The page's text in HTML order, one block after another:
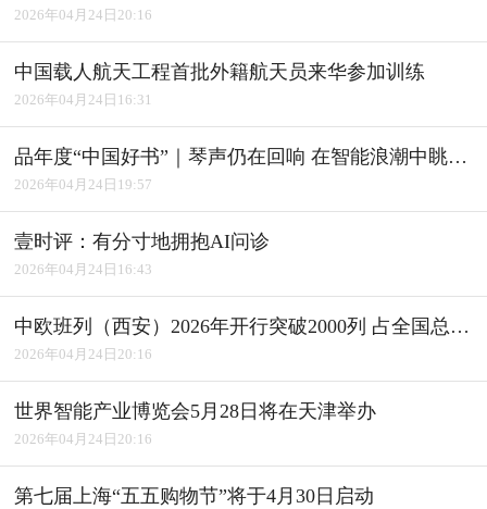
2026年04月24日20:16
中国载人航天工程首批外籍航天员来华参加训练
2026年04月24日16:31
品年度“中国好书”｜琴声仍在回响 在智能浪潮中眺望人类未来
2026年04月24日19:57
壹时评：有分寸地拥抱AI问诊
2026年04月24日16:43
中欧班列（西安）2026年开行突破2000列 占全国总量近三成
2026年04月24日20:16
世界智能产业博览会5月28日将在天津举办
2026年04月24日20:16
第七届上海“五五购物节”将于4月30日启动